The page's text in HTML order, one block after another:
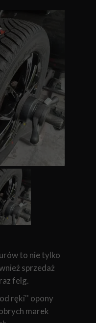
to nie tylko
sprzedaż
felg.
ręki'' opony
marek